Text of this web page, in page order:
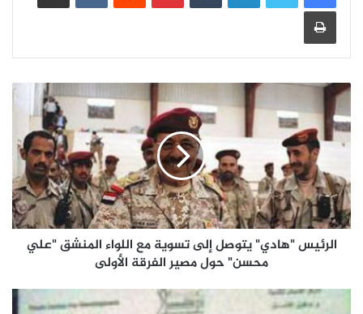
طباعة
الرئيس "هادي" يتوصل إلى تسوية مع اللواء المنشق "علي
محسن" حول مصير الفرقة الأولى